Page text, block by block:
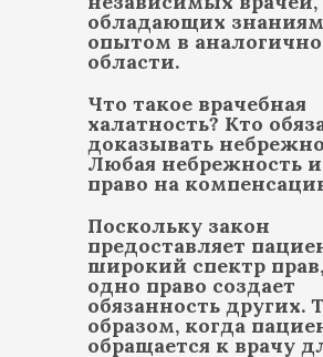
обладающих
опытом в
области.
Что такое врачебная
халатность? Кто
доказывать
Любая небрежность
право на
Поскольку закон
предоставляет
широкий спектр
одно право создает
обязанность других.
образом, когда
обращается к врачу